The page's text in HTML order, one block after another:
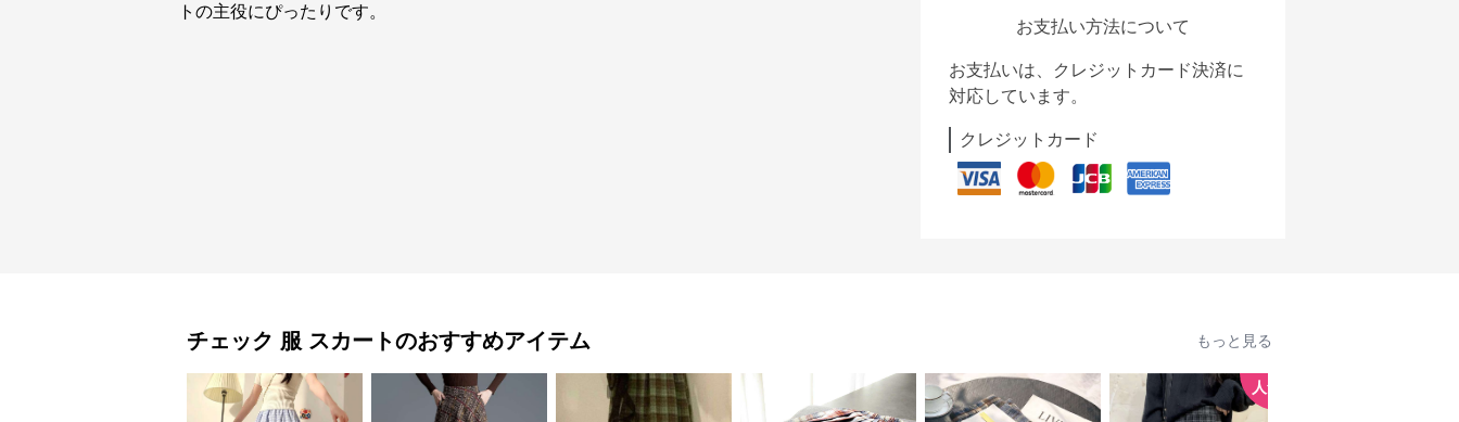
トの主役にぴったりです。
お支払い方法について
お支払いは、クレジットカード決済に
対応しています。
クレジットカード
チェック 服 スカートのおすすめアイテム もっと見る
人気